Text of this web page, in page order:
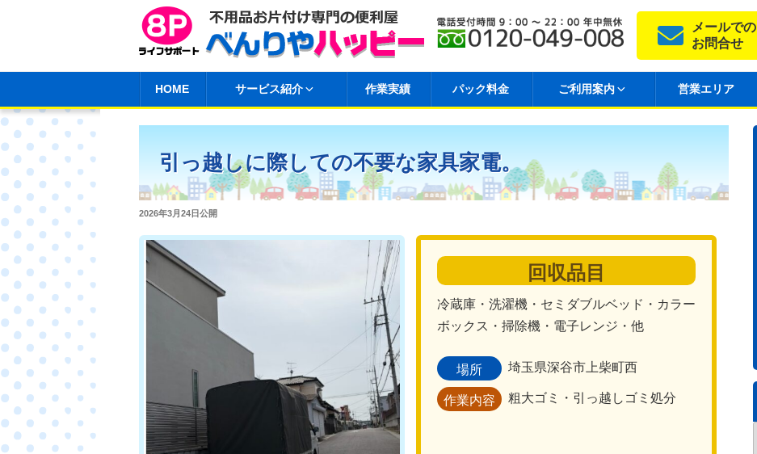
ン
へ
ス
メールでの
お問合せ
HOME サービス紹介 作業実績 パック料金 ご利用案内 営業エリア
引っ越しに際しての不要な家具家電。
投
日:
2026年3月24日公開
回収品目
冷蔵庫・洗濯機・セミダブルベッド・カラー
ボックス・掃除機・電子レンジ・他
場所 埼玉県深谷市上柴町西
作業内容 粗大ゴミ・引っ越しゴミ処分